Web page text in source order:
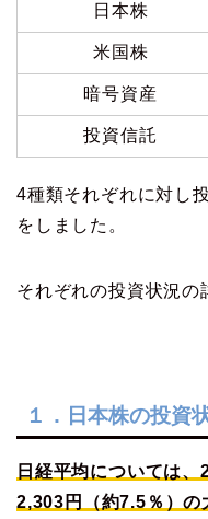
日本株
米国株
暗号資産
投資信託
4種類それぞれに対し
をしました。
それぞれの投資状況の
１．日本株の投資
日経平均については
2,303円（約7.5％）の